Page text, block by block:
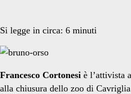
Si legge in circa: 6 minuti
Francesco Cortonesi è l’attivista
alla chiusura dello zoo di